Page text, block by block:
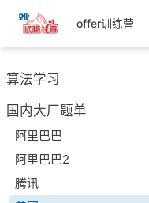
跳
至
主
要
內
容
offer训练营
算法学习
国内大厂题单
阿里巴巴
阿里巴巴2
腾讯